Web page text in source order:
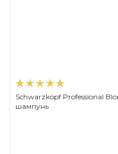
Schwarzkopf Professional BlondMe
шампунь